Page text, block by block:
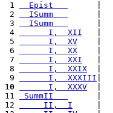
1
  Epist
|
2
  ISumm
3
  ISumm
4
      I,  XII
|
5
      I,  XV
|
6
      I,  XX
7
      I,  XXI
8
      I,  XXIX
|
9
      I,  XXXIII
|
10
      I,  XXXV
11
SummII
12
     II,  I